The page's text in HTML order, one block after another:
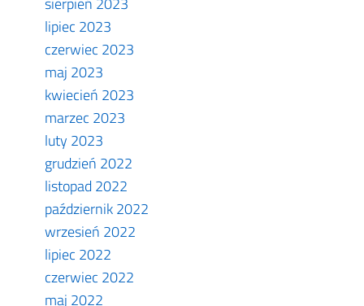
lipiec 2023
czerwiec 2023
maj 2023
kwiecień 2023
marzec 2023
luty 2023
grudzień 2022
listopad 2022
październik 2022
wrzesień 2022
lipiec 2022
czerwiec 2022
maj 2022